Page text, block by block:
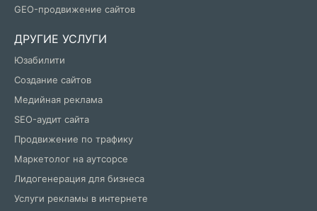
GEO-продвижение сайтов
ДРУГИЕ УСЛУГИ
Юзабилити
Создание сайтов
Медийная реклама
SEO-аудит сайта
Продвижение по трафику
Маркетолог на аутсорсе
Лидогенерация для бизнеса
Услуги рекламы в интернете